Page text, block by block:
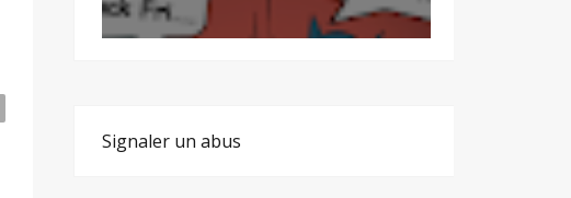
Signaler un abus